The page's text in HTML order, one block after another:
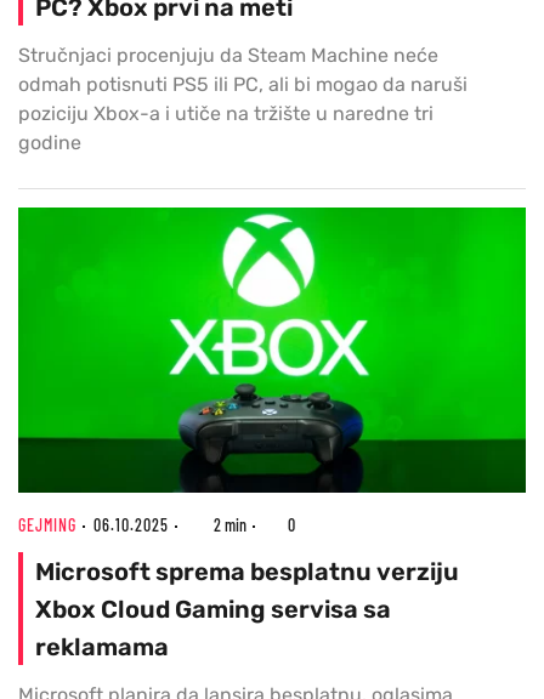
PC? Xbox prvi na meti
Stručnjaci procenjuju da Steam Machine neće
odmah potisnuti PS5 ili PC, ali bi mogao da naruši
poziciju Xbox-a i utiče na tržište u naredne tri
godine
GEJMING 06.10.2025 2 min 0
Microsoft sprema besplatnu verziju
Xbox Cloud Gaming servisa sa
reklamama
Microsoft planira da lansira besplatnu, oglasima